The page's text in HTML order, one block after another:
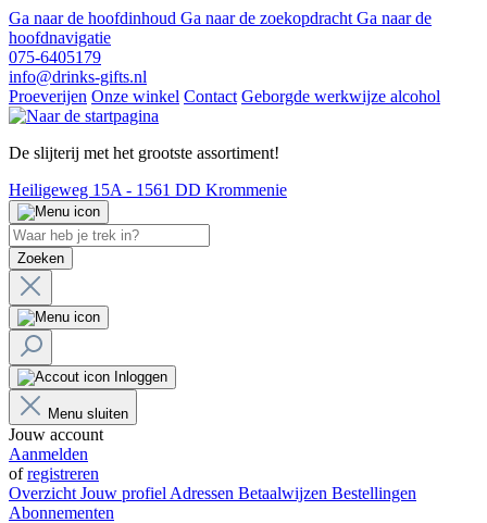
Ga naar de hoofdinhoud Ga naar de zoekopdracht Ga naar de
hoofdnavigatie
075-6405179
info@drinks-gifts.nl
Proeverijen Onze winkel Contact Geborgde werkwijze alcohol
De slijterij met het grootste assortiment!
Heiligeweg 15A - 1561 DD Krommenie
Zoeken
Inloggen
Menu sluiten
Jouw account
Aanmelden
ofregistreren
Overzicht Jouw profiel Adressen Betaalwijzen Bestellingen
Abonnementen